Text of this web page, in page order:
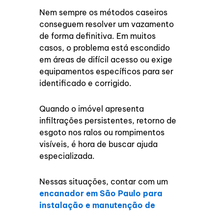
Nem sempre os métodos caseiros
conseguem resolver um vazamento
de forma definitiva. Em muitos
casos, o problema está escondido
em áreas de difícil acesso ou exige
equipamentos específicos para ser
identificado e corrigido.
Quando o imóvel apresenta
infiltrações persistentes, retorno de
esgoto nos ralos ou rompimentos
visíveis, é hora de buscar ajuda
especializada.
Nessas situações, contar com um
encanador em São Paulo para
instalação e manutenção de